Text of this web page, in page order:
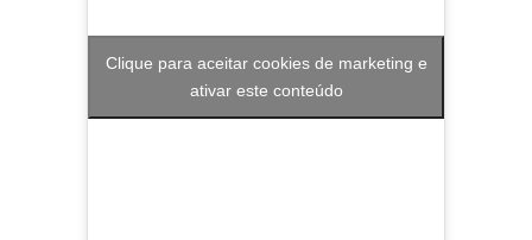
Clique para aceitar cookies de marketing e
ativar este conteúdo